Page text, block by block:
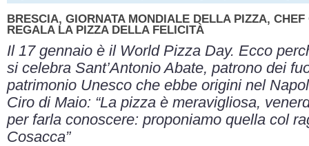
BRESCIA, GIORNATA MONDIALE DELLA PIZZA, CHEF
REGALA LA PIZZA DELLA FELICITÀ
Il 17 gennaio è il World Pizza Day. Ecco
si celebra Sant’Antonio Abate, patrono dei
patrimonio Unesco che ebbe origini nel
Ciro di Maio: “La pizza è meravigliosa,
per farla conoscere: proponiamo quella col
Cosacca”